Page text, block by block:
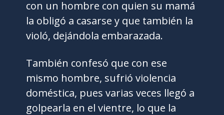
con un hombre con quien su mamá
la obligó a casarse y que también la
violó, dejándola embarazada.
También confesó que con ese
mismo hombre, sufrió violencia
doméstica, pues varias veces llegó a
golpearla en el vientre, lo que la